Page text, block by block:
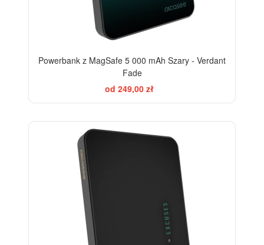
Powerbank z MagSafe 5 000 mAh Szary - Verdant
Fade
od 249,00 zł